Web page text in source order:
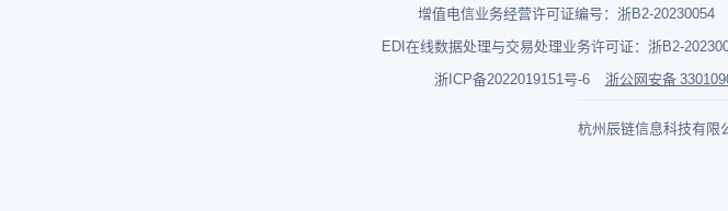
增值电信业务经营许可证编号：浙B2-20230054
EDI在线数据处理与交易处理业务许可证：浙B2-
浙ICP备2022019151号-6
浙公网安备
杭州辰链信息科技有限